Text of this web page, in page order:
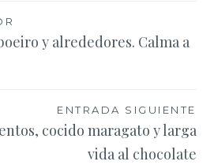
y alrededores. Calma a
ENTRADA SIGUIENTE
cocido maragato y larga
vida al chocolate